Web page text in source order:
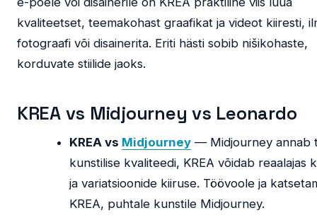
kvaliteetset, teemakohast graafikat ja videot kiiresti,
fotograafi või disainerita. Eriti hästi sobib nišikohaste,
korduvate stiilide jaoks.
KREA vs Midjourney vs Leonardo
KREA vs Midjourney — Midjourney annab
kunstilise kvaliteedi, KREA võidab reaalajas
ja variatsioonide kiiruse. Töövoole ja
KREA, puhtale kunstile Midjourney.